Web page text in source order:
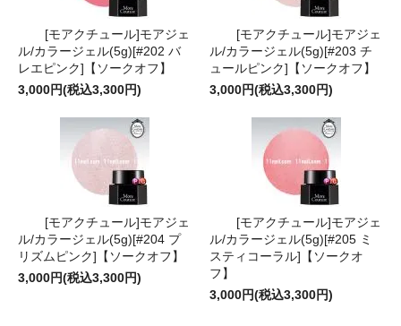
[モアクチュール]モアジェ
ル/カラージェル(5g)[#202 バ
レエピンク]【ソークオフ】
3,000円(税込3,300円)
[モアクチュール]モアジェ
ル/カラージェル(5g)[#203 チ
ュールピンク]【ソークオフ】
3,000円(税込3,300円)
[モアクチュール]モアジェ
ル/カラージェル(5g)[#204 プ
リズムピンク]【ソークオフ】
3,000円(税込3,300円)
[モアクチュール]モアジェ
ル/カラージェル(5g)[#205 ミ
スティコーラル]【ソークオ
フ】
3,000円(税込3,300円)